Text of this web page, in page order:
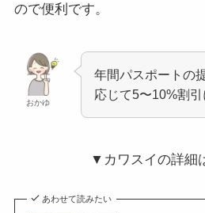
ので便利です。
おかゆ
年間パスポートの
応じて5〜10%割引
▼カワスイの詳細
あわせて読みたい